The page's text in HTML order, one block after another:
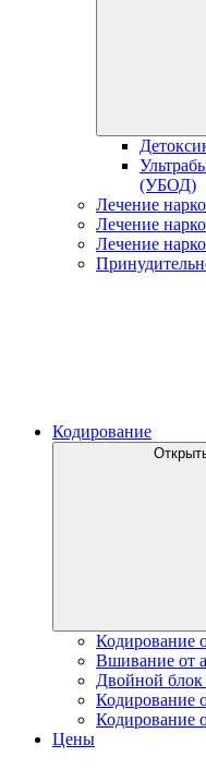
(УБОД)
Лечение
Лечение
Лечение
Кодирование
Кодирование
Вшивание от
Двойной блок
Кодирование
Кодирование
Цены